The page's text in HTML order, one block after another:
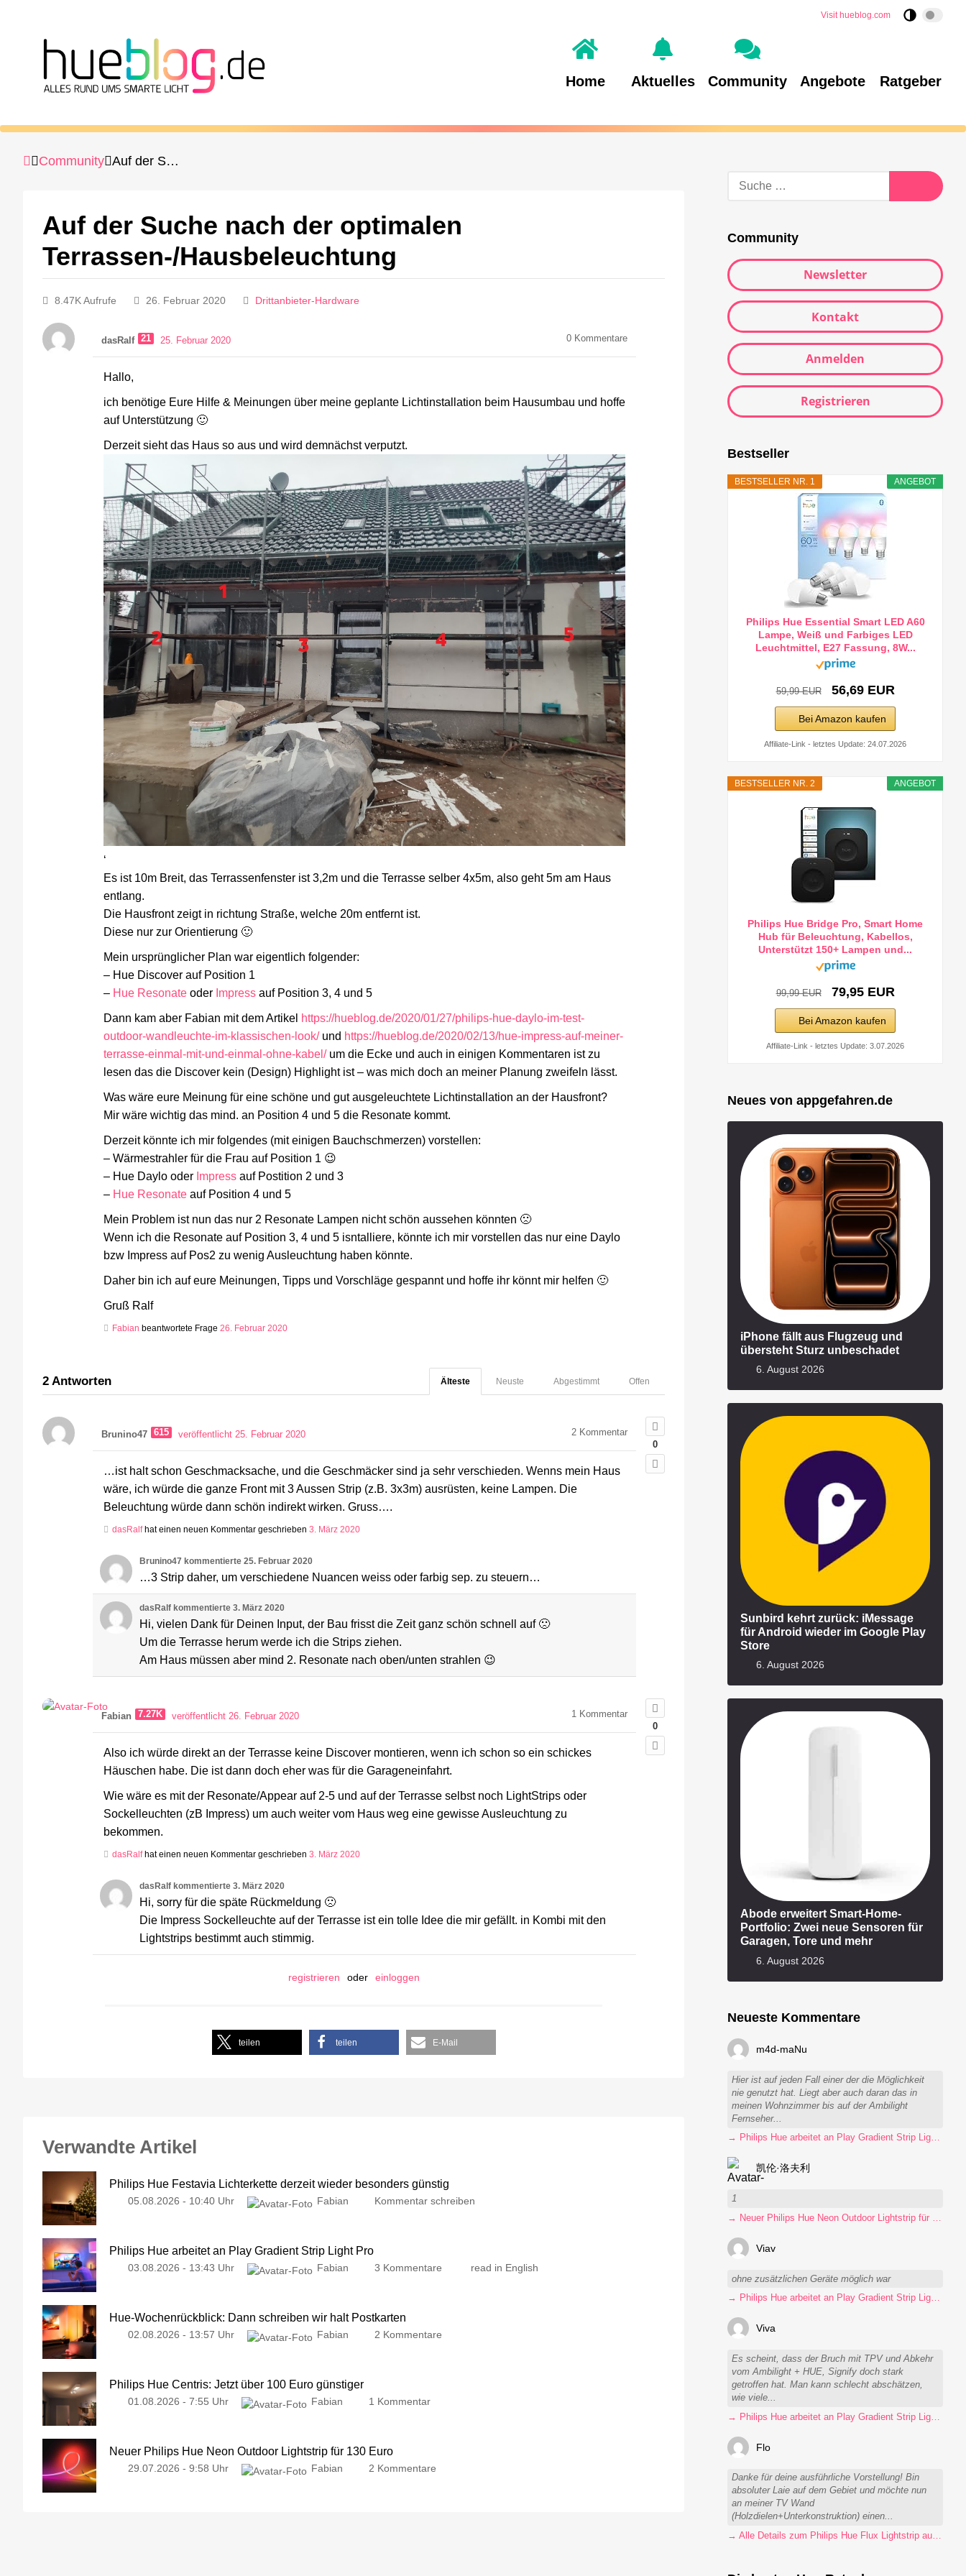
Visit hueblog.com
Home Aktuelles Community Angebote Ratgeber
Community Auf der Suche nach der optimalen Terrassen-/Hausbeleuchtung
Auf der Suche nach der optimalen
Terrassen-/Hausbeleuchtung
8.47K Aufrufe 26. Februar 2020 Drittanbieter-Hardware
dasRalf 21 25. Februar 2020 0 Kommentare
Hallo,
ich benötige Eure Hilfe & Meinungen über meine geplante Lichtinstallation beim Hausumbau und hoffe
auf Unterstützung 🙂
Derzeit sieht das Haus so aus und wird demnächst verputzt.
‘
Es ist 10m Breit, das Terrassenfenster ist 3,2m und die Terrasse selber 4x5m, also geht 5m am Haus
entlang.
Die Hausfront zeigt in richtung Straße, welche 20m entfernt ist.
Diese nur zur Orientierung 🙂
Mein ursprünglicher Plan war eigentlich folgender:
– Hue Discover auf Position 1
– Hue Resonate oder Impress auf Position 3, 4 und 5
Dann kam aber Fabian mit dem Artikel https://hueblog.de/2020/01/27/philips-hue-daylo-im-test-
outdoor-wandleuchte-im-klassischen-look/und https://hueblog.de/2020/02/13/hue-impress-auf-meiner-
terrasse-einmal-mit-und-einmal-ohne-kabel/um die Ecke und auch in einigen Kommentaren ist zu
lesen das die Discover kein (Design) Highlight ist – was mich doch an meiner Planung zweifeln lässt.
Was wäre eure Meinung für eine schöne und gut ausgeleuchtete Lichtinstallation an der Hausfront?
Mir wäre wichtig das mind. an Position 4 und 5 die Resonate kommt.
Derzeit könnte ich mir folgendes (mit einigen Bauchschmerzen) vorstellen:
– Wärmestrahler für die Frau auf Position 1 😉
– Hue Daylo oder Impress auf Postition 2 und 3
– Hue Resonate auf Position 4 und 5
Mein Problem ist nun das nur 2 Resonate Lampen nicht schön aussehen könnten 🙁
Wenn ich die Resonate auf Position 3, 4 und 5 isntalliere, könnte ich mir vorstellen das nur eine Daylo
bzw Impress auf Pos2 zu wenig Ausleuchtung haben könnte.
Daher bin ich auf eure Meinungen, Tipps und Vorschläge gespannt und hoffe ihr könnt mir helfen 🙂
Gruß Ralf
Fabian beantwortete Frage 26. Februar 2020
2 Antworten Offen
Abgestimmt
Neuste
Älteste
0
Brunino47 615 veröffentlicht 25. Februar 2020 2 Kommentar
…ist halt schon Geschmacksache, und die Geschmäcker sind ja sehr verschieden. Wenns mein Haus
wäre, ich würde die ganze Front mit 3 Aussen Strip (z.B. 3x3m) ausrüsten, keine Lampen. Die
Beleuchtung würde dann schön indirekt wirken. Gruss….
dasRalfhat einen neuen Kommentar geschrieben 3. März 2020
Brunino47 kommentierte 25. Februar 2020
…3 Strip daher, um verschiedene Nuancen weiss oder farbig sep. zu steuern…
dasRalf kommentierte 3. März 2020
Hi, vielen Dank für Deinen Input, der Bau frisst die Zeit ganz schön schnell auf 🙁
Um die Terrasse herum werde ich die Strips ziehen.
Am Haus müssen aber mind 2. Resonate nach oben/unten strahlen 😉
0
Fabian 7.27K veröffentlicht 26. Februar 2020 1 Kommentar
Also ich würde direkt an der Terrasse keine Discover montieren, wenn ich schon so ein schickes
Häuschen habe. Die ist dann doch eher was für die Garageneinfahrt.
Wie wäre es mit der Resonate/Appear auf 2-5 und auf der Terrasse selbst noch LightStrips oder
Sockelleuchten (zB Impress) um auch weiter vom Haus weg eine gewisse Ausleuchtung zu
bekommen.
dasRalfhat einen neuen Kommentar geschrieben 3. März 2020
dasRalf kommentierte 3. März 2020
Hi, sorry für die späte Rückmeldung 🙁
Die Impress Sockelleuchte auf der Terrasse ist ein tolle Idee die mir gefällt. in Kombi mit den
Lightstrips bestimmt auch stimmig.
registrieren oder einloggen
teilen teilen E-Mail
Verwandte Artikel
Philips Hue Festavia Lichterkette derzeit wieder besonders günstig
05.08.2026 - 10:40 Uhr Fabian Kommentar schreiben
Philips Hue arbeitet an Play Gradient Strip Light Pro
03.08.2026 - 13:43 Uhr Fabian 3 Kommentare read in English
Hue-Wochenrückblick: Dann schreiben wir halt Postkarten
02.08.2026 - 13:57 Uhr Fabian 2 Kommentare
Philips Hue Centris: Jetzt über 100 Euro günstiger
01.08.2026 - 7:55 Uhr Fabian 1 Kommentar
Neuer Philips Hue Neon Outdoor Lightstrip für 130 Euro
29.07.2026 - 9:58 Uhr Fabian 2 Kommentare
Community
Newsletter
Kontakt
Anmelden
Registrieren
Bestseller
ANGEBOT
BESTSELLER NR. 1
Philips Hue Essential Smart LED A60
Lampe, Weiß und Farbiges LED
Leuchtmittel, E27 Fassung, 8W...
59,99 EUR 56,69 EUR
Bei Amazon kaufen
Affiliate-Link - letztes Update: 24.07.2026
ANGEBOT
BESTSELLER NR. 2
Philips Hue Bridge Pro, Smart Home
Hub für Beleuchtung, Kabellos,
Unterstützt 150+ Lampen und...
99,99 EUR 79,95 EUR
Bei Amazon kaufen
Affiliate-Link - letztes Update: 3.07.2026
Neues von appgefahren.de
iPhone fällt aus Flugzeug und
übersteht Sturz unbeschadet
6. August 2026
Sunbird kehrt zurück: iMessage
für Android wieder im Google Play
Store
6. August 2026
Abode erweitert Smart-Home-
Portfolio: Zwei neue Sensoren für
Garagen, Tore und mehr
6. August 2026
Neueste Kommentare
m4d-maNu
Hier ist auf jeden Fall einer der die Möglichkeit
nie genutzt hat. Liegt aber auch daran das in
meinen Wohnzimmer bis auf der Ambilight
Fernseher...
→ Philips Hue arbeitet an Play Gradient Strip Light Pro
凯伦·洛夫利
1
→ Neuer Philips Hue Neon Outdoor Lightstrip für 130 Euro
Viav
ohne zusätzlichen Geräte möglich war
→ Philips Hue arbeitet an Play Gradient Strip Light Pro
Viva
Es scheint, dass der Bruch mit TPV und Abkehr
vom Ambilight + HUE, Signify doch stark
getroffen hat. Man kann schlecht abschätzen,
wie viele...
Flo
Danke für deine ausführliche Vorstellung! Bin
absoluter Laie auf dem Gebiet und möchte nun
an meiner TV Wand
(Holzdielen+Unterkonstruktion) einen...
→ Alle Details zum Philips Hue Flux Lightstrip auf einen Blick